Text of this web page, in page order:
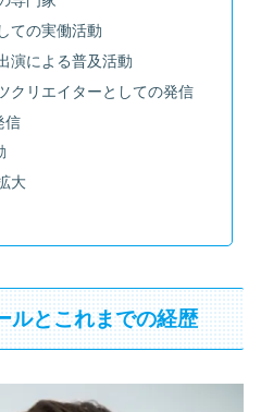
ての実働活動
演による普及活動
クリエイターとしての発信
信
大
ルとこれまでの経歴